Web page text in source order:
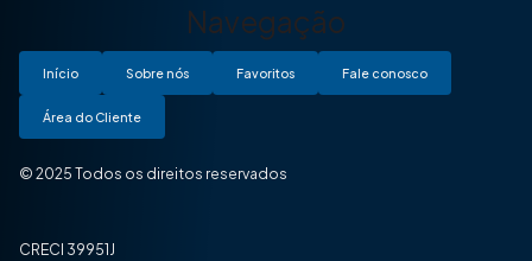
Navegação
Início Sobre nós Favoritos Fale conosco
Área do Cliente
© 2025 Todos os direitos reservados
CRECI 39951J